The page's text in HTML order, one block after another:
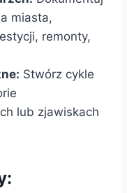
miasta,
remonty,
Stwórz cykle
lub zjawiskach